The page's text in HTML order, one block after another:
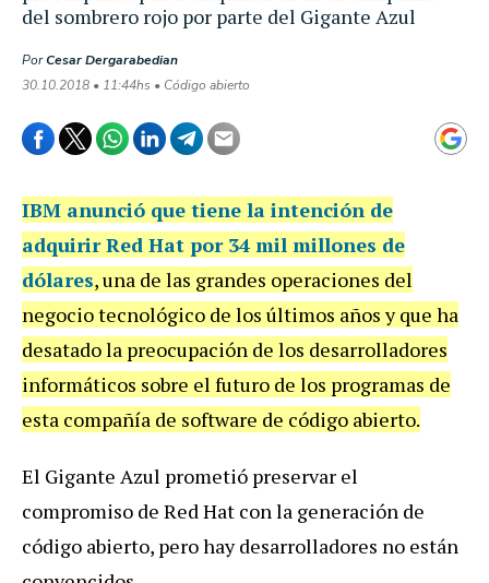
del sombrero rojo por parte del Gigante Azul
PorCesar Dergarabedian
30.10.2018 • 11:44hs • Código abierto
IBM anunció que tiene la intención de
adquirir Red Hat por 34 mil millones de
dólares, una de las grandes operaciones del
negocio tecnológico de los últimos años y que ha
desatado la preocupación de los desarrolladores
informáticos sobre el futuro de los programas de
esta compañía de software de código abierto.
El Gigante Azul prometió preservar el
compromiso de Red Hat con la generación de
código abierto, pero hay desarrolladores no están